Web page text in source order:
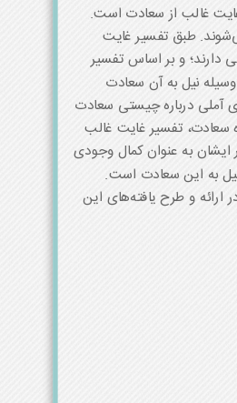
غالب از سعادت است.
طبق تفسیر غایت
دارند؛ و بر اساس تفسیر
نیل به آن سعادت
آملی درباره چیستی سعادت
سعادت، تفسیر غایت غالب
به عنوان کمال وجودی
به این سعادت است.
ارائه و طرح یافته‌های این